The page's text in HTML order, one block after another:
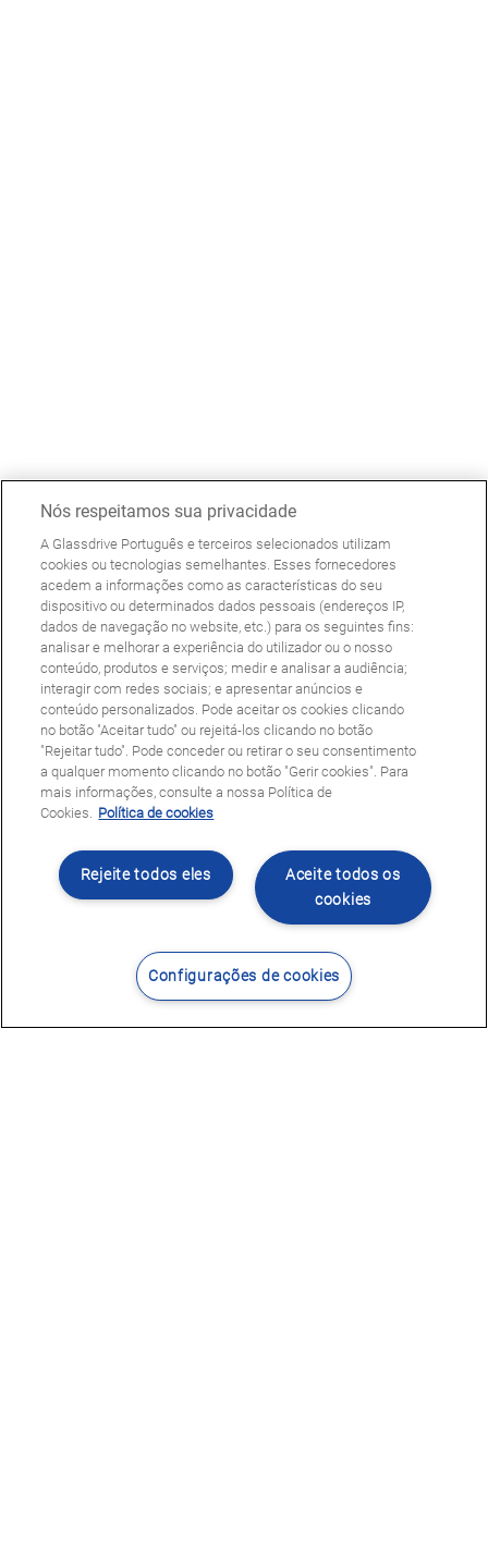
Contacte-nos Encontrar Centro
Nós respeitamos sua privacidade
A Glassdrive Português e terceiros selecionados utilizam
cookies ou tecnologias semelhantes. Esses fornecedores
acedem a informações como as características do seu
dispositivo ou determinados dados pessoais (endereços IP,
dados de navegação no website, etc.) para os seguintes fins:
analisar e melhorar a experiência do utilizador ou o nosso
conteúdo, produtos e serviços; medir e analisar a audiência;
interagir com redes sociais; e apresentar anúncios e
conteúdo personalizados. Pode aceitar os cookies clicando
no botão "Aceitar tudo" ou rejeitá-los clicando no botão
"Rejeitar tudo". Pode conceder ou retirar o seu consentimento
a qualquer momento clicando no botão "Gerir cookies". Para
mais informações, consulte a nossa Política de
Cookies. Política de cookies
Aceite todos os
cookies
Rejeite todos eles
Configurações de cookies